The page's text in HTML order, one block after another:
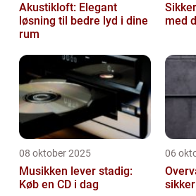
Akustikloft: Elegant
løsning til bedre lyd i dine
rum
med
08 oktober 2025
Musikken lever stadig:
Køb en CD i dag
06